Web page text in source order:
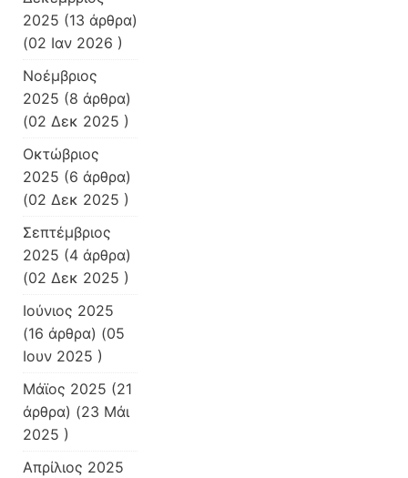
2025 (13 άρθρα)
(02 Ιαν 2026 )
Νοέμβριος
2025 (8 άρθρα)
(02 Δεκ 2025 )
Οκτώβριος
2025 (6 άρθρα)
(02 Δεκ 2025 )
Σεπτέμβριος
2025 (4 άρθρα)
(02 Δεκ 2025 )
Ιούνιος 2025
(16 άρθρα) (05
Ιουν 2025 )
Μάϊος 2025 (21
άρθρα) (23 Μάι
2025 )
Απρίλιος 2025